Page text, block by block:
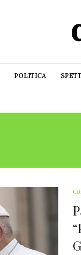
POLITICA